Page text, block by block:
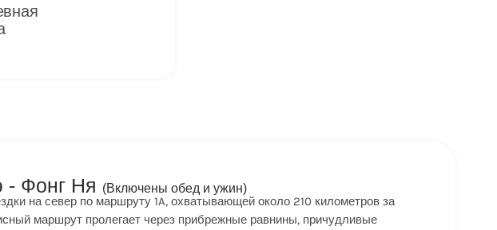
- Фонг Ня (Включены обед и ужин)
на север по маршруту 1A, охватывающей около 210 километров за
маршрут пролегает через прибрежные равнины, причудливые